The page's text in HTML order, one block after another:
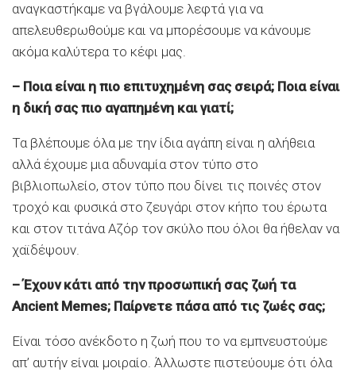
αναγκαστήκαμε να βγάλουμε λεφτά για να
απελευθερωθούμε και να μπορέσουμε να κάνουμε
ακόμα καλύτερα το κέφι μας.
– Ποια είναι η πιο επιτυχημένη σας σειρά; Ποια είναι
η δική σας πιο αγαπημένη και γιατί;
Τα βλέπουμε όλα με την ίδια αγάπη είναι η αλήθεια
αλλά έχουμε μια αδυναμία στον τύπο στο
βιβλιοπωλείο, στον τύπο που δίνει τις ποινές στον
τροχό και φυσικά στο ζευγάρι στον κήπο του έρωτα
και στον τιτάνα Αζόρ τον σκύλο που όλοι θα ήθελαν να
χαϊδέψουν.
– Έχουν κάτι από την προσωπική σας ζωή τα
Ancient Memes; Παίρνετε πάσα από τις ζωές σας;
Είναι τόσο ανέκδοτο η ζωή που το να εμπνευστούμε
απ’ αυτήν είναι μοιραίο. Άλλωστε πιστεύουμε ότι όλα